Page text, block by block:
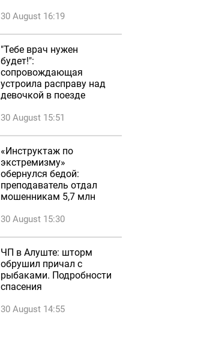
30 August 16:19
"Тебе врач нужен
будет!":
сопровождающая
устроила расправу над
девочкой в поезде
30 August 15:51
«Инструктаж по
экстремизму»
обернулся бедой:
преподаватель отдал
мошенникам 5,7 млн
30 August 15:30
ЧП в Алуште: шторм
обрушил причал с
рыбаками. Подробности
спасения
30 August 14:55